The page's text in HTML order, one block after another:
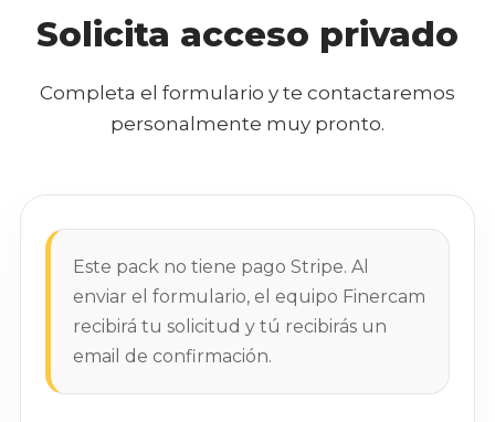
Solicita acceso privado
Completa el formulario y te contactaremos
personalmente muy pronto.
Este pack no tiene pago Stripe. Al
enviar el formulario, el equipo Finercam
recibirá tu solicitud y tú recibirás un
email de confirmación.